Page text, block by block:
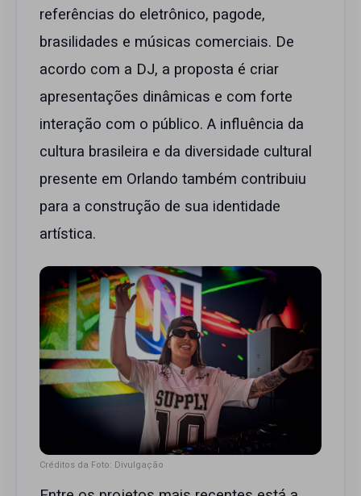
referências do eletrônico, pagode,
brasilidades e músicas comerciais. De
acordo com a DJ, a proposta é criar
apresentações dinâmicas e com forte
interação com o público. A influência da
cultura brasileira e da diversidade cultural
presente em Orlando também contribuiu
para a construção de sua identidade
artística.
Créditos da Foto: Divulgação